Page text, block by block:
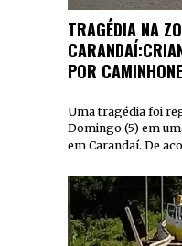
TRAGÉDIA NA
POR
Uma tragédia foi
Domingo (5) em
em Carandaí. De